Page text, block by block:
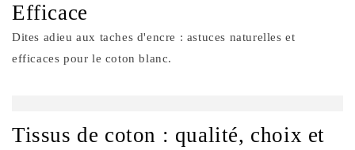
Efficace
Dites adieu aux taches d'encre : astuces naturelles et
efficaces pour le coton blanc.
Tissus de coton : qualité, choix et